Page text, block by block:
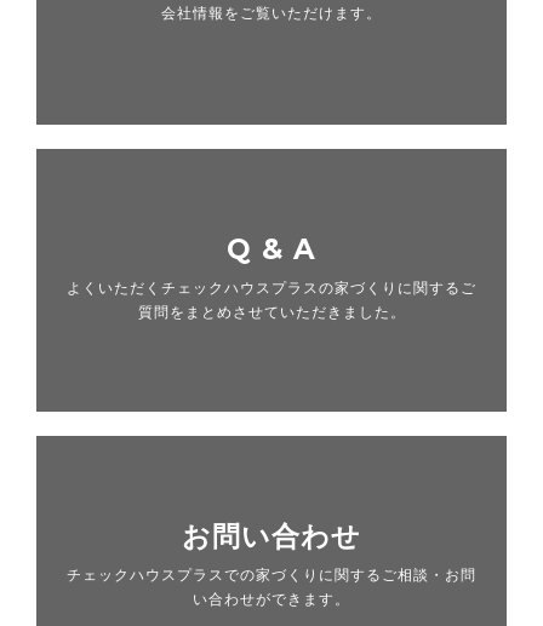
会社情報をご覧いただけます。
Q & A
よくいただくチェックハウスプラスの家づくりに関するご
質問をまとめさせていただきました。
お問い合わせ
チェックハウスプラスでの家づくりに関するご相談・お問
い合わせができます。